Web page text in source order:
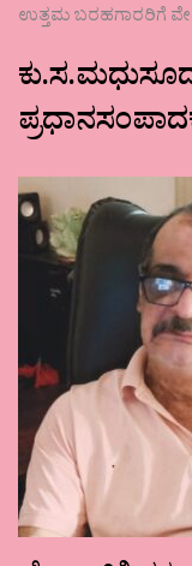
ಉತ್ತಮ ಬರಹಗಾರರಿಗೆ